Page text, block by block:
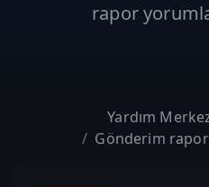
rapor
Yardım
Gönderim